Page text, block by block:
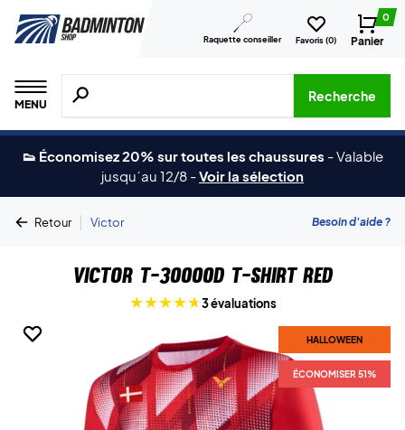
Raquette conseiller Favoris (0)
0
Panier
MENU
Recherche de produits, de marques, etc.
Recherche
👟 Économisez 20% sur toutes les chaussures -Valable
jusqu´au 12/8 -Voir la sélection
Retour | Victor Besoin d'aide ?
Victor T-30000D T-shirt Red
3 évaluations
HALLOWEEN
ÉCONOMISER 51%
HALLOWEEN
ÉCONOMISER 51%